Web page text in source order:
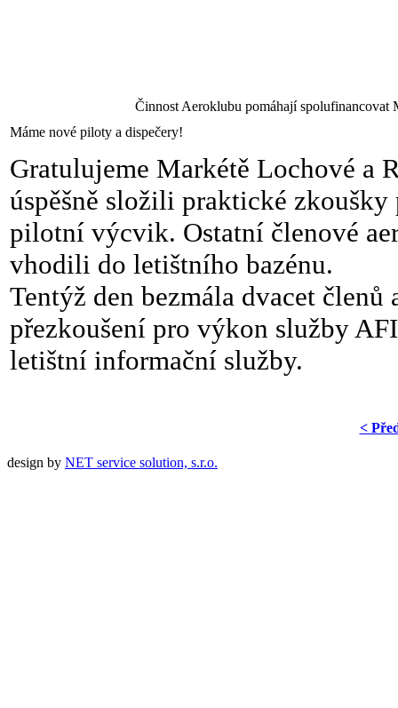
Činnost Aeroklubu pomáhají
Máme nové piloty a dispečery!
Gratulujeme Markétě Lochové a
úspěšně složili praktické
pilotní výcvik. Ostatní členové
vhodili do letištního bazénu.
Tentýž den bezmála dvacet
přezkoušení pro výkon služby
letištní informační služby.
<
design by NET service solution, s.r.o.